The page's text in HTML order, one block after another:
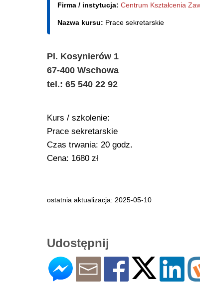
Firma / instytucja: Centrum Kształcenia
Nazwa kursu: Prace sekretarskie
Pl. Kosynierów 1
67-400 Wschowa
tel.: 65 540 22 92
Kurs / szkolenie:
Prace sekretarskie
Czas trwania: 20 godz.
Cena: 1680 zł
ostatnia aktualizacja: 2025-05-10
Udostępnij